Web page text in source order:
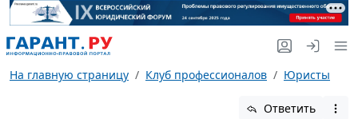
На главную страницу Клуб профессионалов Юристы
Ответить